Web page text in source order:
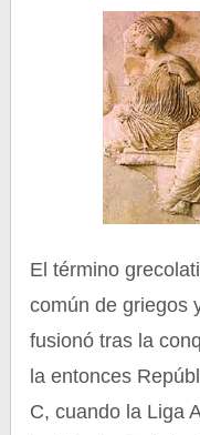
El término
común de griegos
fusionó tras la
la entonces
C, cuando la Liga